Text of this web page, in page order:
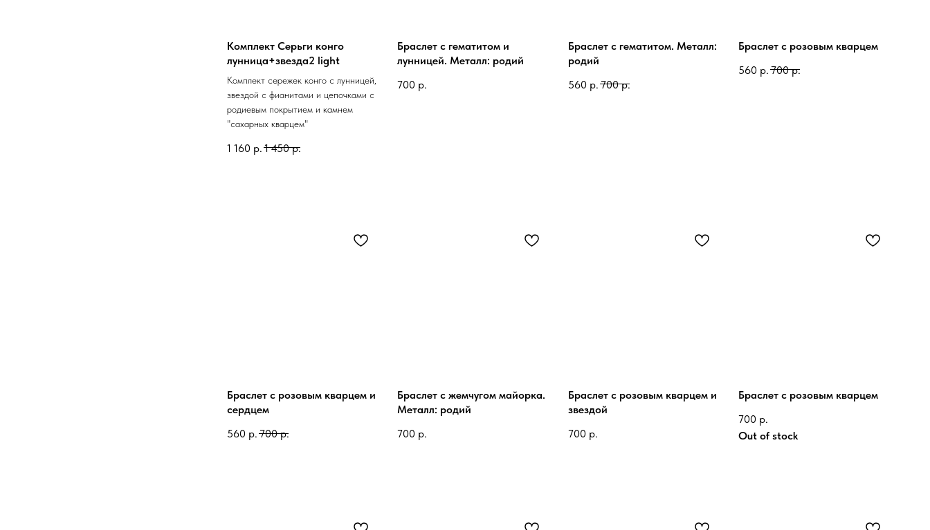
Комплект Серьги конго
лунница+звезда2 light
Комплект сережек конго с лунницей,
звездой с фианитами и цепочками с
родиевым покрытием и камнем
"сахарных кварцем"
1 160 р. 1 450 р.
Браслет с гематитом и
лунницей. Металл: родий
700 р.
Браслет с гематитом. Металл:
родий
560 р. 700 р.
Браслет с розовым кварцем
560 р. 700 р.
Браслет с розовым кварцем и
сердцем
560 р. 700 р.
Браслет с жемчугом майорка.
Металл: родий
700 р.
Браслет с розовым кварцем и
звездой
700 р.
Браслет с розовым кварцем
700 р.
Out of stock